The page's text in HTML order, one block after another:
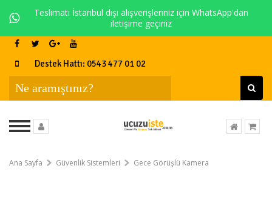
Teslimatı İstanbul dışı alışverişleriniz için WhatsApp'dan
iletişime geçiniz
Destek Hattı: 0543 477 01 02
Ana Sayfa Güvenlik Sistemleri Gece Görüşlü Kamera